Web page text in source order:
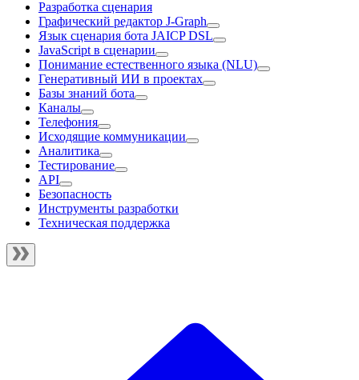
Разработка сценария
Графический редактор J‑Graph
Язык сценария бота JAICP DSL
JavaScript в сценарии
Понимание естественного языка (NLU)
Генеративный ИИ в проектах
Базы знаний бота
Каналы
Телефония
Исходящие коммуникации
Аналитика
Тестирование
API
Безопасность
Инструменты разработки
Техническая поддержка